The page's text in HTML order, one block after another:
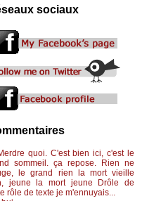
sociaux
quoi. C'est bien ici, c'est le
sommeil. ça repose. Rien ne
le grand rien la mort vieille
jeune la mort jeune Drôle de
rôle de texte je m'ennuyais...